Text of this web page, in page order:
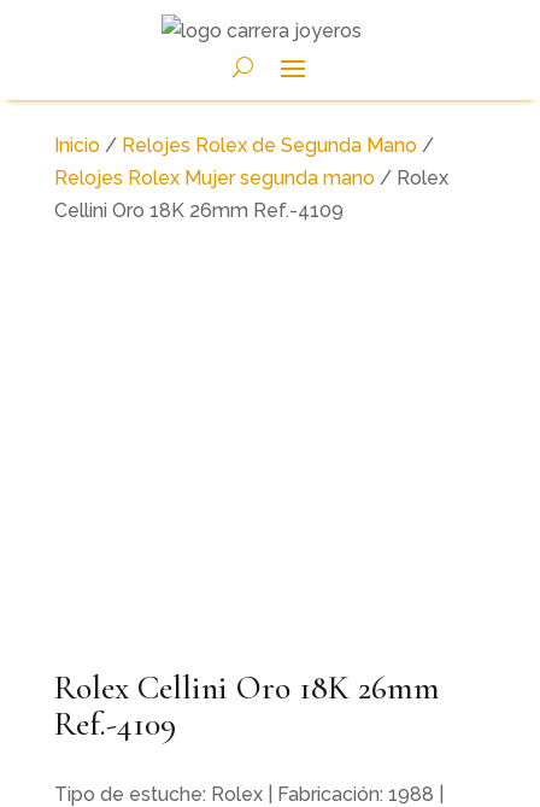
Inicio/ Relojes Rolex de Segunda Mano/
Relojes Rolex Mujer segunda mano/ Rolex
Cellini Oro 18K 26mm Ref.-4109
Rolex Cellini Oro 18K 26mm
Ref.-4109
Tipo de estuche: Rolex | Fabricación: 1988 |